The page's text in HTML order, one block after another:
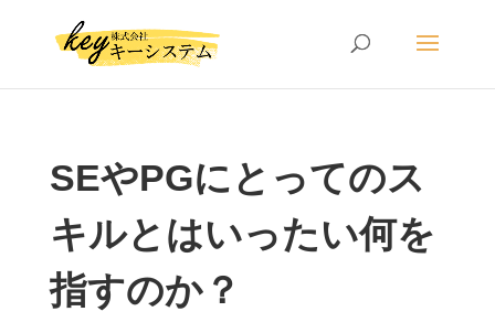
SEやPGにとってのス
キルとはいったい何を
指すのか？